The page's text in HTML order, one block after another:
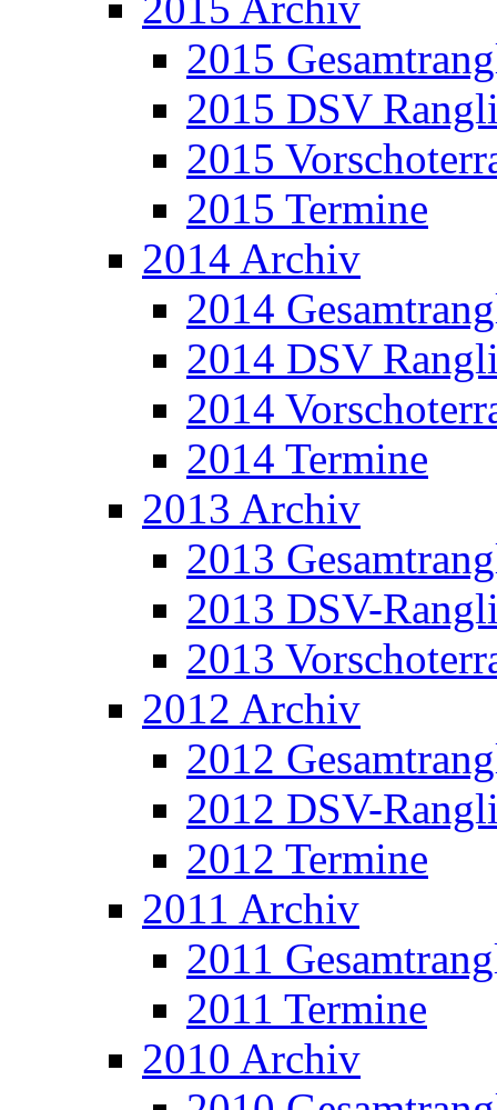
2015
2015 DSV
2015
2015 Termine
2014 Archiv
2014
2014 DSV
2014
2014 Termine
2013 Archiv
2013
2013 DSV-
2013
2012 Archiv
2012
2012 DSV-
2012 Termine
2011 Archiv
2011
2011 Termine
2010 Archiv